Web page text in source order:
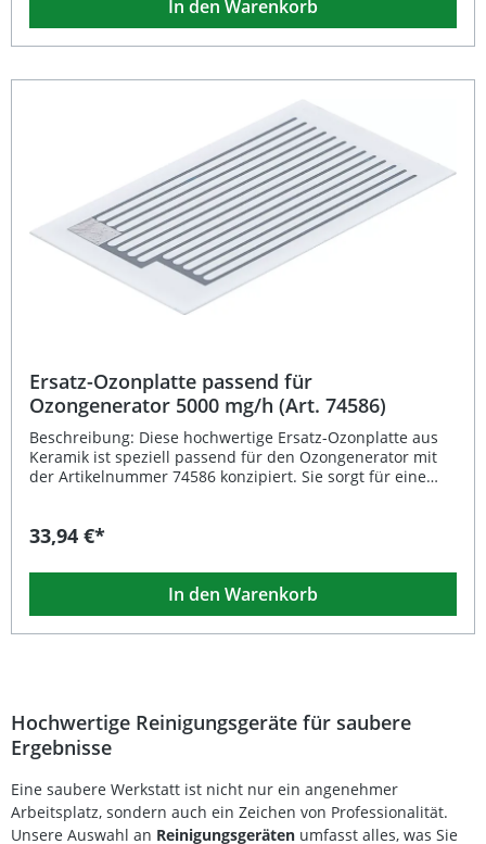
erzeugt. Dieses spaltet Geruchsmoleküle,
Mikroorganismen und Schadstoffe auf und sorgt damit für
hygienisch reine Luft. Nach etwa einer Stunde wandelt
ganz ohne chemische Zusätze oder Rückstände. Dieser
natürliche Prozess erinnert an den frischen Geruch der
Luft nach einem Gewitter. Der Ozongenerator zeichnet
sich durch einfache Handhabung, hohe Effektivität und
umweltfreundlichen Betrieb aus. Eine Ersatz-Ozonplatte
ist separat als Zubehör erhältlich (Art. 74586). Effektive
Geruchsneutralisation in Fahrzeugen, Räumen und
Möbeln Hohe Ozonleistung von 5000 mg/h für schnelle
Frische Rückstandsfreie Reinigung ohne chemische
Zusätze Natürlicher Prozess – Ozon verwandelt sich
zurück in Sauerstoff Einfache Bedienung und langlebige
Netzkabel Bedienungsanleitung
In den Warenkorb
Ersatz-Ozonplatte passend für
Ozongenerator 5000 mg/h (Art. 74586)
Beschreibung: Diese hochwertige Ersatz-Ozonplatte aus
Keramik ist speziell passend für den Ozongenerator mit
der Artikelnummer 74586 konzipiert. Sie sorgt für eine
langlebig. Die Montage ist schnell und einfach
Ozongenerators wieder auf den ursprünglichen Zustand
bringen möchten. Mit einem Bruttogewicht von 53 g
überzeugt die Platte durch ihre solide Qualität und
optimale Passform. Langlebige Keramik-Ozonplatte für
volle Reinigungsleistung des Geräts Lieferumfang: 1 ×
Ersatz-Ozonplatte aus Keramik
33,94 €*
In den Warenkorb
Hochwertige Reinigungsgeräte für saubere
Ergebnisse
Eine saubere Werkstatt ist nicht nur ein angenehmer
Arbeitsplatz, sondern auch ein Zeichen von Professionalität.
Unsere Auswahl an Reinigungsgeräten umfasst alles, was Sie